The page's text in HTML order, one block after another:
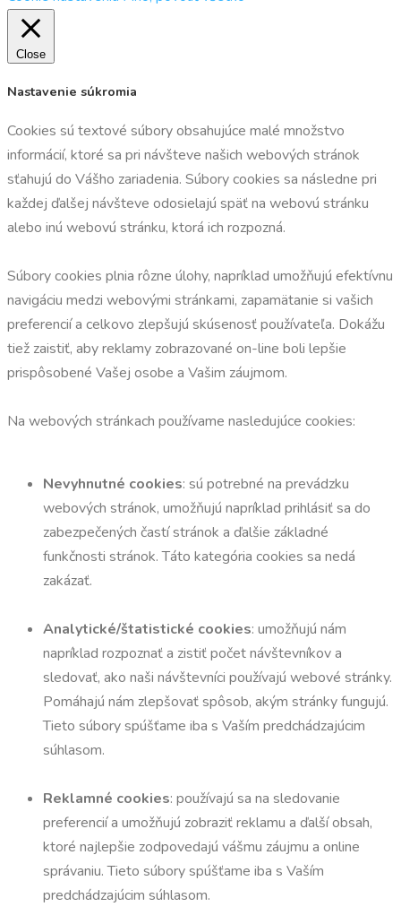
Close
Nastavenie súkromia
Cookies sú textové súbory obsahujúce malé množstvo
informácií, ktoré sa pri návšteve našich webových stránok
sťahujú do Vášho zariadenia. Súbory cookies sa následne pri
každej ďalšej návšteve odosielajú späť na webovú stránku
alebo inú webovú stránku, ktorá ich rozpozná.
Súbory cookies plnia rôzne úlohy, napríklad umožňujú efektívnu
navigáciu medzi webovými stránkami, zapamätanie si vašich
preferencií a celkovo zlepšujú skúsenosť používateľa. Dokážu
tiež zaistiť, aby reklamy zobrazované on-line boli lepšie
prispôsobené Vašej osobe a Vašim záujmom.
Na webových stránkach používame nasledujúce cookies:
Nevyhnutné cookies: sú potrebné na prevádzku
webových stránok, umožňujú napríklad prihlásiť sa do
zabezpečených častí stránok a ďalšie základné
funkčnosti stránok. Táto kategória cookies sa nedá
zakázať.
Analytické/štatistické cookies: umožňujú nám
napríklad rozpoznať a zistiť počet návštevníkov a
sledovať, ako naši návštevníci používajú webové stránky.
Pomáhajú nám zlepšovať spôsob, akým stránky fungujú.
Tieto súbory spúšťame iba s Vaším predchádzajúcim
súhlasom.
Reklamné cookies: používajú sa na sledovanie
preferencií a umožňujú zobraziť reklamu a ďalší obsah,
ktoré najlepšie zodpovedajú vášmu záujmu a online
správaniu. Tieto súbory spúšťame iba s Vaším
predchádzajúcim súhlasom.